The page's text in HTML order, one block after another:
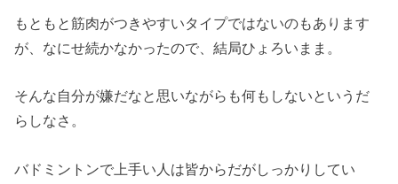
もともと筋肉がつきやすいタイプではないのもあります
が、なにせ続かなかったので、結局ひょろいまま。
そんな自分が嫌だなと思いながらも何もしないというだ
らしなさ。
バドミントンで上手い人は皆からだがしっかりしてい